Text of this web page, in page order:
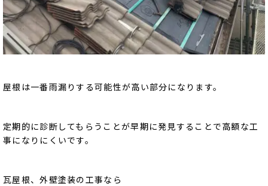
屋根は一番雨漏りする可能性が高い部分になります。
定期的に診断してもらうことが早期に発見することで高額な工
事になりにくいです。
瓦屋根、外壁塗装の工事なら